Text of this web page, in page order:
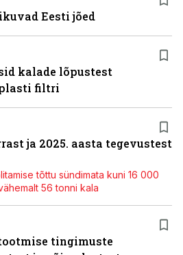
Eesti jõed
kalade lõpustest
filtri
ja 2025. aasta tegevustest
tõttu sündimata kuni 16 000
56 tonni kala
tingimuste